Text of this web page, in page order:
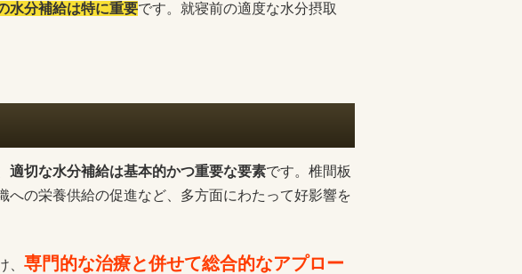
水分補給は特に重要です。就寝前の適度な水分摂取
適切な水分補給は基本的かつ重要な要素です。椎間板
への栄養供給の促進など、多方面にわたって好影響を
、 専門的な治療と併せて総合的なアプロー